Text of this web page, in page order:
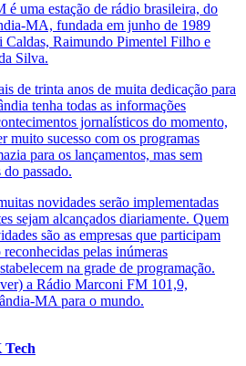
uma estação de rádio brasileira, do
MA, fundada em junho de 1989
Caldas, Raimundo Pimentel Filho e
Silva.
de trinta anos de muita dedicação para
tenha todas as informações
jornalísticos do momento,
muito sucesso com os programas
para os lançamentos, mas sem
do passado.
novidades serão implementadas
sejam alcançados diariamente. Quem
são as empresas que participam
pelas inúmeras
na grade de programação.
a Rádio Marconi FM 101,9,
MA para o mundo.
Tech